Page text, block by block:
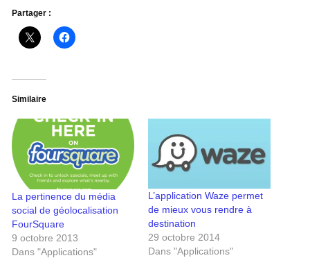
Partager :
Similaire
La pertinence du média
social de géolocalisation
FourSquare
9 octobre 2013
Dans "Applications"
L’application Waze permet
de mieux vous rendre à
destination
29 octobre 2014
Dans "Applications"